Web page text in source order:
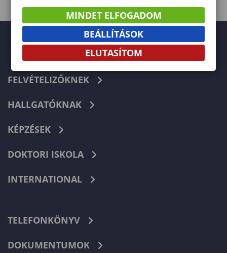
FELVÉTELIZŐKNEK
HALLGATÓKNAK
KÉPZÉSEK
DOKTORI ISKOLA
INTERNATIONAL
TELEFONKÖNYV
DOKUMENTUMOK
MINDET ELFOGADOM
BEÁLLÍTÁSOK
ELUTASÍTOM